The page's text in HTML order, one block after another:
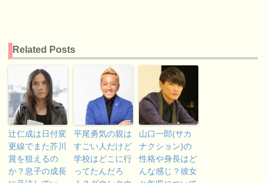
Related Posts
辻仁成は日付変
更線でまた芥川
賞を狙えるの
か？息子の成長
平尾勇気の親は
すごい人だけど
学校はどこに行
ってたんだろ
山口一郎(サカ
ナクション)の
性格や身長はど
んな感じ？彼女